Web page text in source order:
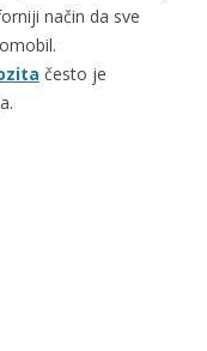
način da sve
često je